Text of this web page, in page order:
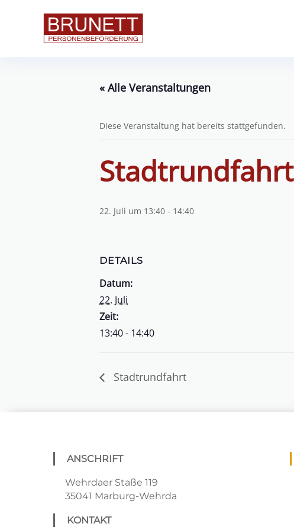
« Alle Veranstaltungen
Diese Veranstaltung hat bereits stattgefunden.
Stadtrundfahrt
22. Juli um 13:40 - 14:40
DETAILS
Datum:
22. Juli
Zeit:
13:40 - 14:40
Stadtrundfahrt
ANSCHRIFT
Wehrdaer Staße 119
35041 Marburg-Wehrda
KONTAKT